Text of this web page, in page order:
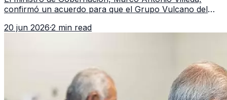
confirmó un acuerdo para que el Grupo Vulcano del
fallido con la administración anterior del Ministerio
20 jun 2026·2 min read